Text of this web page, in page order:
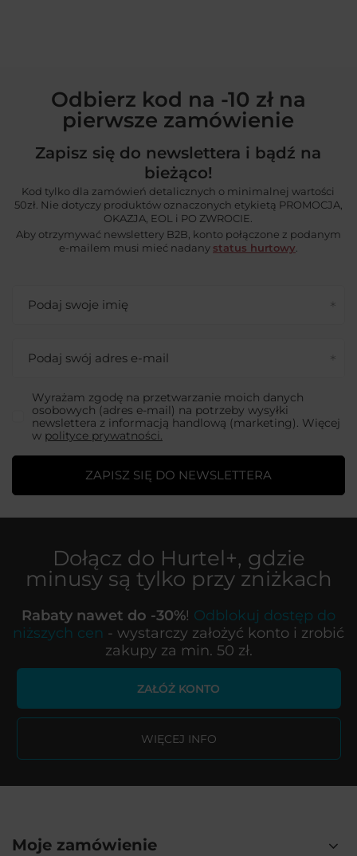
Odbierz kod na -10 zł na
pierwsze zamówienie
Zapisz się do newslettera i bądź na
bieżąco!
Kod tylko dla zamówień detalicznych o minimalnej wartości
50zł. Nie dotyczy produktów oznaczonych etykietą PROMOCJA,
OKAZJA, EOL i PO ZWROCIE.
Aby otrzymywać newslettery B2B, konto połączone z podanym
e-mailem musi mieć nadany status hurtowy
Podaj swoje imię
Podaj swój adres e-mail
Wyrażam zgodę na przetwarzanie moich danych
osobowych (adres e-mail) na potrzeby wysyłki
newslettera z informacją handlową (marketing). Więcej
w polityce prywatności.
ZAPISZ SIĘ DO NEWSLETTERA
Dołącz do Hurtel+, gdzie
minusy są tylko przy zniżkach
Rabaty nawet do -30%! Odblokuj dostęp do
niższych cen - wystarczy założyć konto i zrobić
zakupy za min. 50 zł.
ZAŁÓŻ KONTO
WIĘCEJ INFO
Moje zamówienie